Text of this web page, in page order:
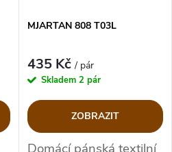
MJARTAN 808 T03L
435 Kč/ pár
Skladem 2 pár
ZOBRAZIT